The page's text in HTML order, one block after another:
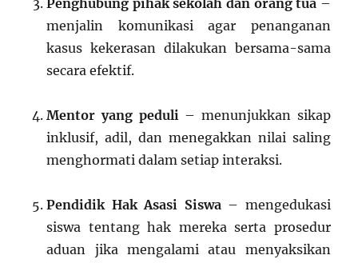
Penghubung pihak sekolah dan orang tua –
menjalin komunikasi agar penanganan
kasus kekerasan dilakukan bersama-sama
secara efektif.
Mentor yang peduli– menunjukkan sikap
inklusif, adil, dan menegakkan nilai saling
menghormati dalam setiap interaksi.
Pendidik Hak Asasi Siswa– mengedukasi
siswa tentang hak mereka serta prosedur
aduan jika mengalami atau menyaksikan